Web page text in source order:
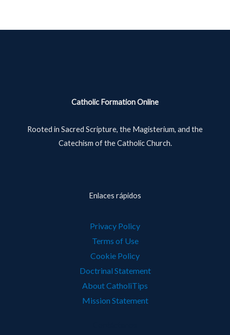
Catholic Formation Online
Rooted in Sacred Scripture, the Magisterium, and the
Catechism of the Catholic Church.
Enlaces rápidos
Privacy Policy
Terms of Use
Cookie Policy
Doctrinal Statement
About CatholiTips
Mission Statement